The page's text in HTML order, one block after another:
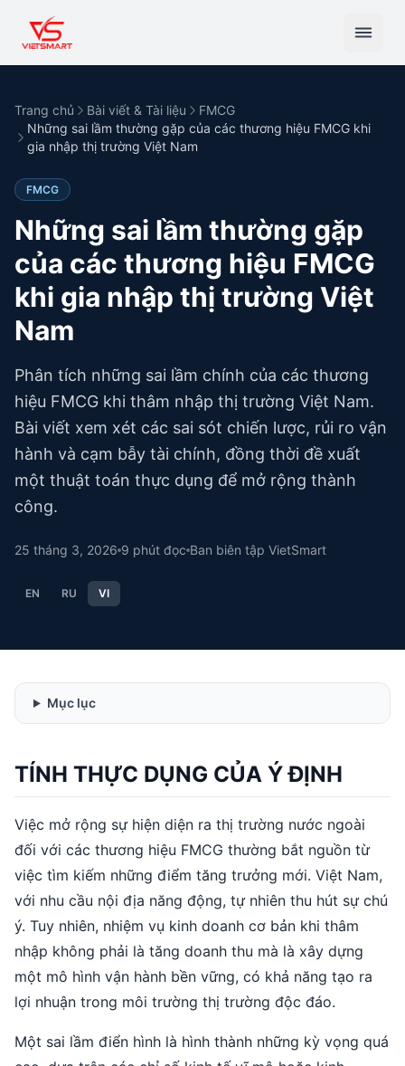
Trang chủ Bài viết & Tài liệu
FMCG
Những sai lầm thường gặp của các thương hiệu FMCG khi
gia nhập thị trường Việt Nam
FMCG
Những sai lầm thường gặp
của các thương hiệu FMCG
khi gia nhập thị trường Việt
Nam
Phân tích những sai lầm chính của các thương
hiệu FMCG khi thâm nhập thị trường Việt Nam.
Bài viết xem xét các sai sót chiến lược, rủi ro vận
hành và cạm bẫy tài chính, đồng thời đề xuất
một thuật toán thực dụng để mở rộng thành
công.
25 tháng 3, 2026 9 phút đọc Ban biên tập VietSmart
EN RU VI
Mục lục
TÍNH THỰC DỤNG CỦA Ý ĐỊNH
Việc mở rộng sự hiện diện ra thị trường nước ngoài
đối với các thương hiệu FMCG thường bắt nguồn từ
việc tìm kiếm những điểm tăng trưởng mới. Việt Nam,
với nhu cầu nội địa năng động, tự nhiên thu hút sự chú
ý. Tuy nhiên, nhiệm vụ kinh doanh cơ bản khi thâm
nhập không phải là tăng doanh thu mà là xây dựng
một mô hình vận hành bền vững, có khả năng tạo ra
lợi nhuận trong môi trường thị trường độc đáo.
Một sai lầm điển hình là hình thành những kỳ vọng quá